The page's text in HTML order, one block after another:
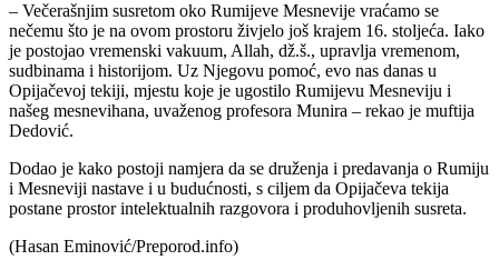
– Večerašnjim susretom oko Rumijeve Mesnevije vraćamo se
nečemu što je na ovom prostoru živjelo još krajem 16. stoljeća. Iako
je postojao vremenski vakuum, Allah, dž.š., upravlja vremenom,
sudbinama i historijom. Uz Njegovu pomoć, evo nas danas u
Opijačevoj tekiji, mjestu koje je ugostilo Rumijevu Mesneviju i
našeg mesnevihana, uvaženog profesora Munira – rekao je muftija
Dedović.
Dodao je kako postoji namjera da se druženja i predavanja o Rumiju
i Mesneviji nastave i u budućnosti, s ciljem da Opijačeva tekija
postane prostor intelektualnih razgovora i produhovljenih susreta.
(Hasan Eminović/Preporod.info)